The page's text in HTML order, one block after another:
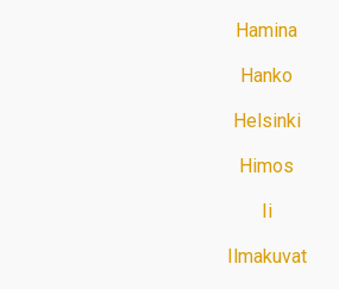
Hamina
Hanko
Helsinki
Himos
Ii
Ilmakuvat